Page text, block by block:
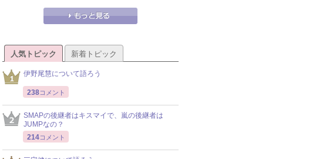
人気トピック 新着トピック
伊野尾慧について語ろう
238コメント
SMAPの後継者はキスマイで、嵐の後継者は
JUMPなの？
214コメント